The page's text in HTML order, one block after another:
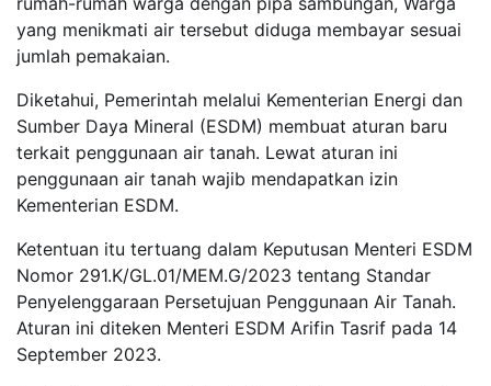
yang menikmati air tersebut diduga membayar sesuai
jumlah pemakaian.
Diketahui, Pemerintah melalui Kementerian Energi dan
Sumber Daya Mineral (ESDM) membuat aturan baru
terkait penggunaan air tanah. Lewat aturan ini
penggunaan air tanah wajib mendapatkan izin
Kementerian ESDM.
Ketentuan itu tertuang dalam Keputusan Menteri ESDM
Nomor 291.K/GL.01/MEM.G/2023 tentang Standar
Penyelenggaraan Persetujuan Penggunaan Air Tanah.
Aturan ini diteken Menteri ESDM Arifin Tasrif pada 14
September 2023.